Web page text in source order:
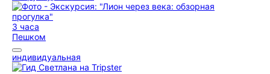
3 часа
Пешком
индивидуальная